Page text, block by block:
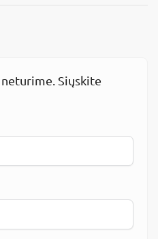
Siųskite